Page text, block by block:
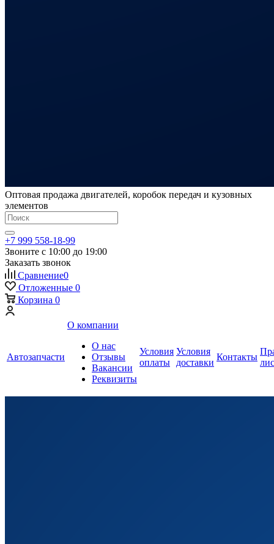
Оптовая продажа двигателей, коробок передач и кузовных
элементов
+7 999 558-18-99
Звоните с 10:00 до 19:00
Заказать звонок
Сравнение0
Отложенные 0
Корзина 0
Автозапчасти
О компании
О нас
Отзывы
Вакансии
Реквизиты
Условия
оплаты
Условия
доставки
Контакты